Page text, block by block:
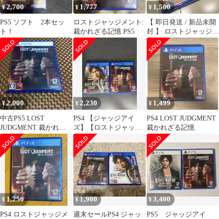
¥2,700
PS5 ソフト 2本セッ
ト！
¥ 1,777
ロストジャッジメント:
裁かれざる記憶 PS5
¥ 1,500
【 即日発送 / 新品未開
封 】 ロストジャッジメ
ント 裁かれざる記憶
¥2,000
中古PS5 LOST
JUDGMENT 裁かれざ
る記憶
¥ 2,230
PS4 【ジャッジアイ
ズ】【ロストジャッジ
メント】2本セット
¥1,499
PS4 LOST JUDGMENT
裁かれざる記憶
¥ 1,250
PS4 ロストジャッジメ
¥1,900
週末セールPS4 ジャッ
¥3,400
PS5 ジャッジアイ